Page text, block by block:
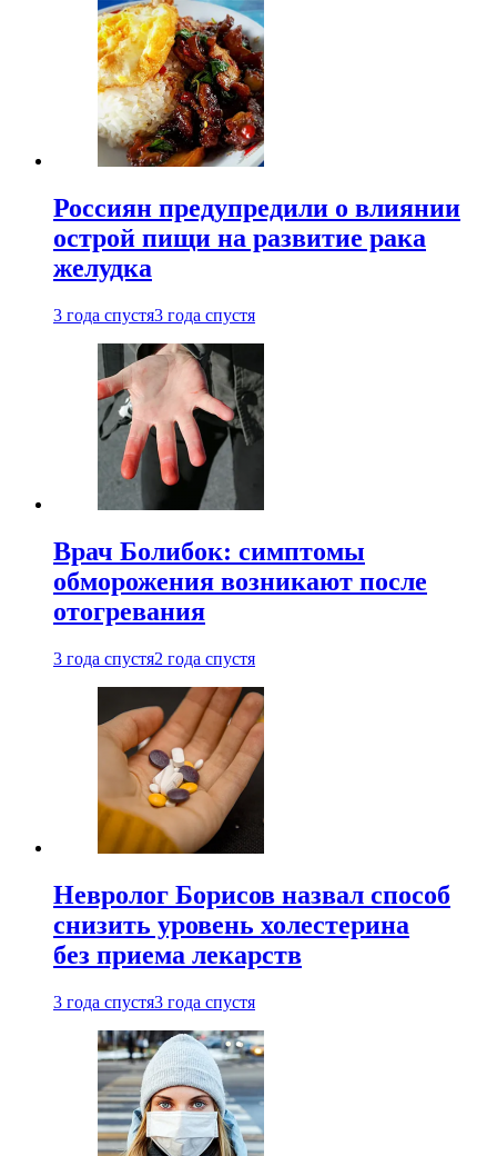
Россиян предупредили о влиянии
острой пищи на развитие рака
желудка
3 года спустя3 года спустя
Врач Болибок: симптомы
обморожения возникают после
отогревания
3 года спустя2 года спустя
Невролог Борисов назвал способ
снизить уровень холестерина
без приема лекарств
3 года спустя3 года спустя